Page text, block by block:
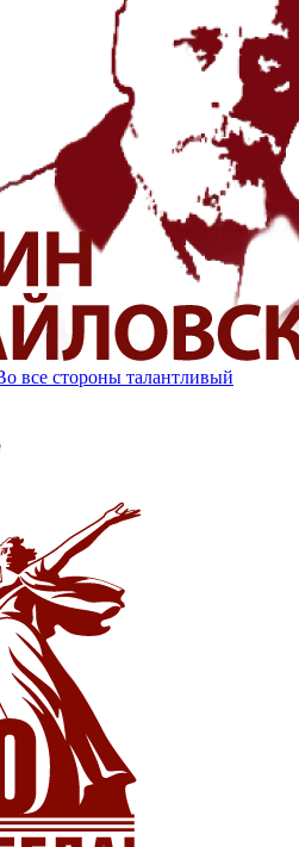
все стороны талантливый